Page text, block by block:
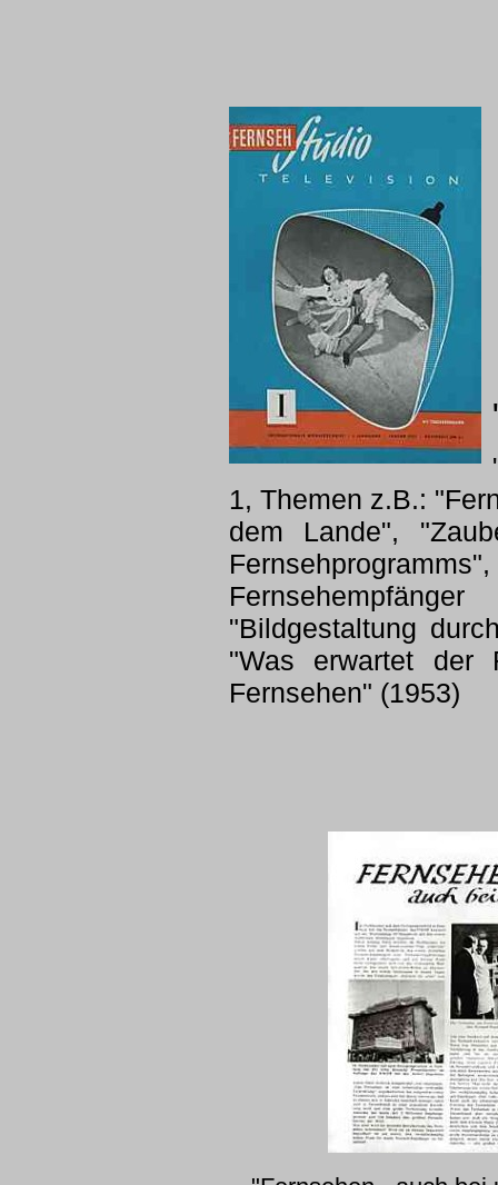
1, Themen z.B.:
dem Lande",
"Bildgestaltung
"Was erwartet der
Fernsehen" (1953)